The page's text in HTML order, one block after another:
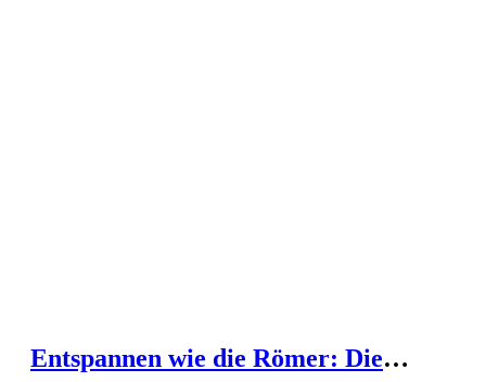
Entspannen wie die Römer: Die